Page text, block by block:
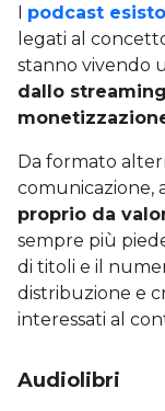
I podcast
legati al
stanno vivendo
dallo streaming
Da formato
comunicazione,
proprio da
sempre più
di titoli e il
distribuzione e
interessati al
Audiolibri